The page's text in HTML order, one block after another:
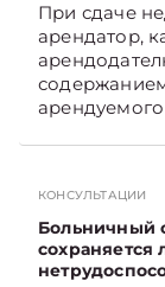
При сдаче
арендатор,
связанных с
мест общего
контрольно-­
порядок их
КОНСУЛЬТАЦИИ
Больничный